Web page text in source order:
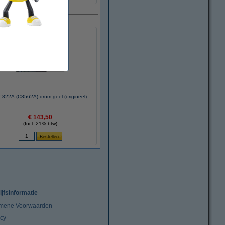
822A (C8562A) drum geel (origineel)
€ 143,50
(Incl. 21% btw)
Voorwaarden